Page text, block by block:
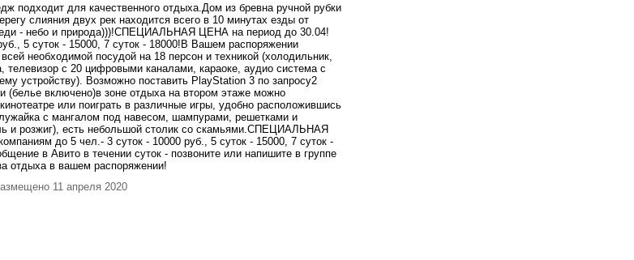
подходит для качественного отдыха.Дом из бревна ручной рубки
слияния двух рек находится всего в 10 минутах езды от
- небо и природа)))!СПЕЦИАЛЬНАЯ ЦЕНА на период до 30.04!
5 суток - 15000, 7 суток - 18000!В Вашем распоряжении
необходимой посудой на 18 персон и техникой (холодильник,
телевизор с 20 цифровыми каналами, караоке, аудио система с
устройству). Возможно поставить PlayStation 3 по запросу2
(белье включено)в зоне отдыха на втором этаже можно
или поиграть в различные игры, удобно расположившись
с мангалом под навесом, шампурами, решетками и
и розжиг), есть небольшой столик со скамьями.СПЕЦИАЛЬНАЯ
до 5 чел.- 3 суток - 10000 руб., 5 суток - 15000, 7 суток -
в Авито в течении суток - позвоните или напишите в группе
отдыха в вашем распоряжении!
11 апреля 2020